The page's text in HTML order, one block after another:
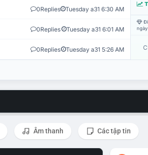
0Replies Tuesday a31 6:30 AM
0Replies Tuesday a31 6:01 AM
0Replies Tuesday a31 5:26 AM
Âm thanh Các tập tin